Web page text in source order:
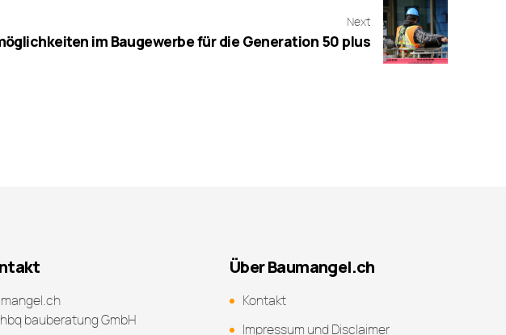
Next
im Baugewerbe für die Generation 50 plus
bauberatung GmbH
Über Baumangel.ch
Kontakt
Impressum und Disclaimer